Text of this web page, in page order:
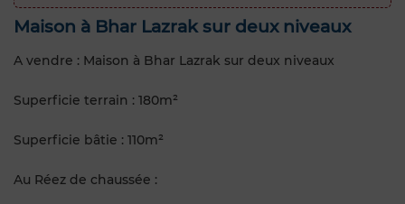
Maison à Bhar Lazrak sur deux niveaux
A vendre : Maison à Bhar Lazrak sur deux niveaux
Superficie terrain : 180m²
Superficie bâtie : 110m²
Au Réez de chaussée :